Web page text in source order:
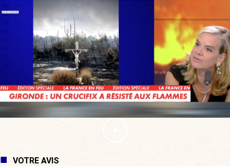
VOTRE AVIS